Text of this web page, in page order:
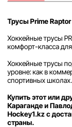
Трусы Prime
Хоккейные трусы
комфорт-класса
Хоккейные трусы
уровне: как в
спортивных школах.
Купить этот или
Караганде и
Hockey1.kz с
страны.